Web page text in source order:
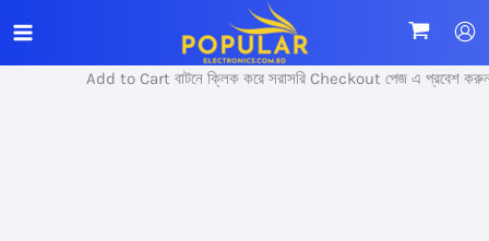
to
content
Add to Cart বাটনে ক্লিক করে সরাসরি Checkout পেজ এ প্রবেশ করুন।